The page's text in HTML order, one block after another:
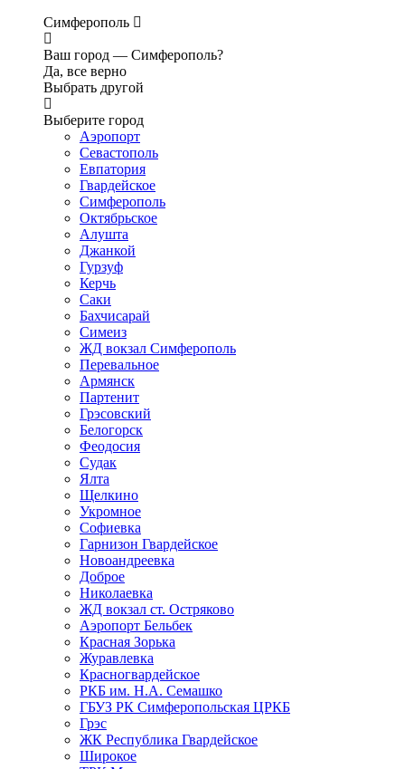
Симферополь
Ваш город — Симферополь?
Да, все верно
Выбрать другой
Выберите город
Аэропорт
Севастополь
Евпатория
Гвардейское
Симферополь
Октябрьское
Алушта
Джанкой
Гурзуф
Керчь
Саки
Бахчисарай
Симеиз
ЖД вокзал Симферополь
Перевальное
Армянск
Партенит
Грэсовский
Белогорск
Феодосия
Судак
Ялта
Щелкино
Укромное
Софиевка
Гарнизон Гвардейское
Новоандреевка
Доброе
Николаевка
ЖД вокзал ст. Остряково
Аэропорт Бельбек
Красная Зорька
Журавлевка
Красногвардейское
РКБ им. Н.А. Семашко
ГБУЗ РК Симферопольская ЦРКБ
Грэс
ЖК Республика Гвардейское
Широкое